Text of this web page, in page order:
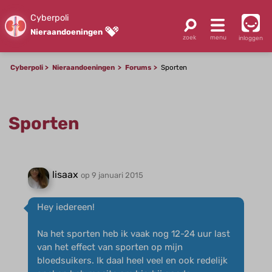
Cyberpoli
Nieraandoeningen
inloggen
Cyberpoli Nieraandoeningen Forums Sporten
Sporten
lisaax op 9 januari 2015
Hey iedereen!
Na het sporten heb ik vaak nog 12-24 uur last
van het effect van sporten op mijn
bloedsuikers. Ik daal heel veel en ook redelijk